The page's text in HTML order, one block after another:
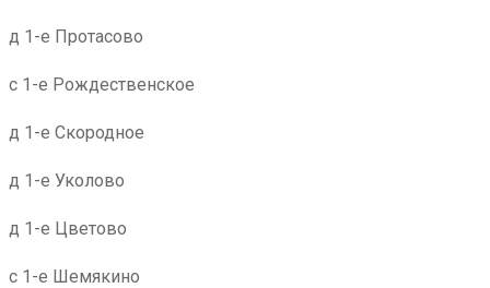
д 1-е Протасово
с 1-е Рождественское
д 1-е Скородное
д 1-е Уколово
д 1-е Цветово
с 1-е Шемякино